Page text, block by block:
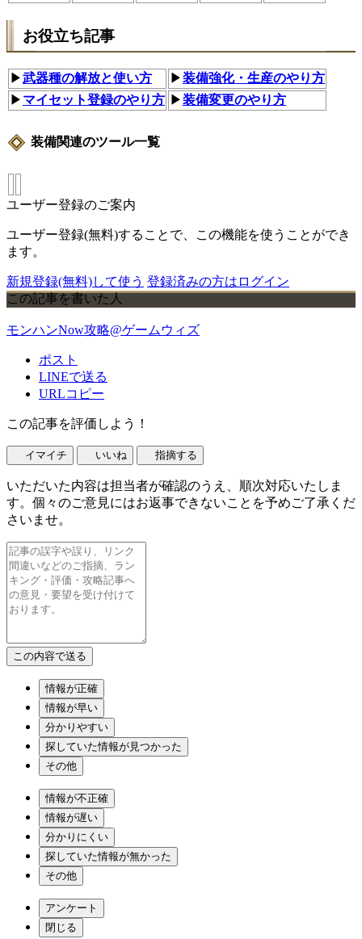
お役立ち記事
▶武器種の解放と使い方 ▶装備強化・生産のやり方
▶ マイセット登録のやり方 ▶装備変更のやり方
装備関連のツール一覧
ユーザー登録のご案内
ユーザー登録(無料)することで、この機能を使うことができ
ます。
新規登録(無料)して使う 登録済みの方はログイン
この記事を書いた人
モンハンNow攻略@ゲームウィズ
ポスト
LINEで送る
URLコピー
この記事を評価しよう！
イマイチ いいね 指摘する
いただいた内容は担当者が確認のうえ、順次対応いたしま
す。個々のご意見にはお返事できないことを予めご了承くだ
さいませ。
情報が正確
情報が早い
分かりやすい
探していた情報が見つかった
その他
情報が不正確
情報が遅い
分かりにくい
探していた情報が無かった
その他
アンケート
閉じる